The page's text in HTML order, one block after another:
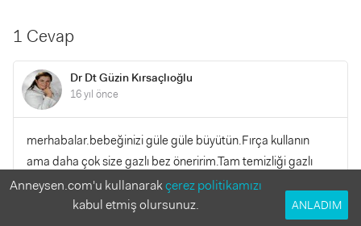
1 Cevap
Dr Dt Güzin Kırsaçlıoğlu
16 yıl önce
merhabalar.bebeğinizi güle güle büyütün.Fırça kullanın
ama daha çok size gazlı bez öneririm.Tam temizliği gazlı
bezle dişleri silerek yapabilirsiniz. Fırça olarak Oral b nin bu
yaş için uygun fırçası var. macun şimdilik kullanmayın .çünkü
Anneysen.com'u kullanarakçerez politikamızı
kabul etmiş olursunuz.
ANLADIM